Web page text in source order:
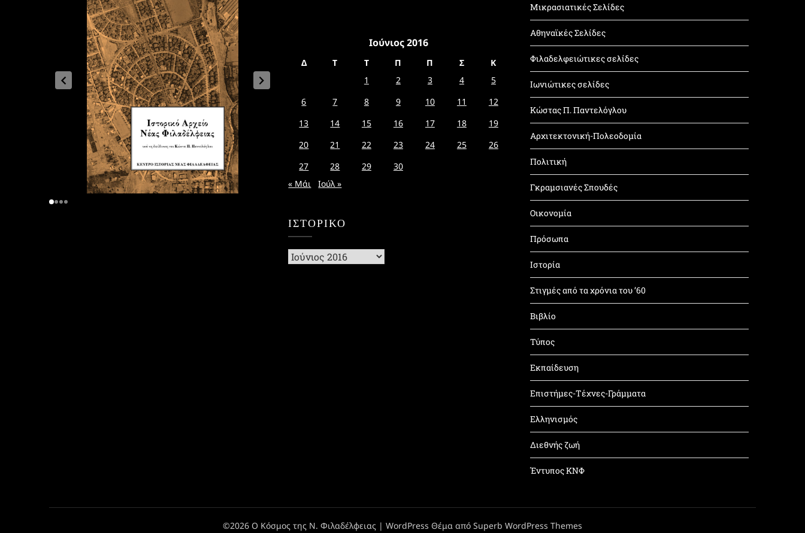
Ιούνιος 2016
Δ Τ Τ Π Π Σ
Κ
1
2 3 4
5
6
7 8 9 10 11
12
13
14 15 16 17 18
19
20
21 22 23 24 25
26
27
28 29
30
« Μάι
Ιούλ »
ΙΣΤΟΡΙΚΌ
Ιστορικό
Μικρασιατικές Σελίδες
Αθηναϊκές Σελίδες
Φιλαδελφειώτικες σελίδες
Ιωνιώτικες σελίδες
Κώστας Π. Παντελόγλου
Αρχιτεκτονική-Πολεοδομία
Πολιτική
Γκραμσιανές Σπουδές
Οικονομία
Πρόσωπα
Ιστορία
Στιγμές από τα χρόνια του ’60
Βιβλίο
Τύπος
Εκπαίδευση
Επιστήμες-Τέχνες-Γράμματα
Ελληνισμός
Διεθνής ζωή
Έντυπος ΚΝΦ
©2026 Ο Κόσμος της Ν. Φιλαδέλφειας | WordPress Θέμα από Superb WordPress Themes